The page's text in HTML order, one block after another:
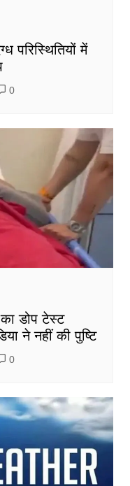
परिस्थितियों में
0
डोप टेस्ट
ने नहीं की पुष्टि
0